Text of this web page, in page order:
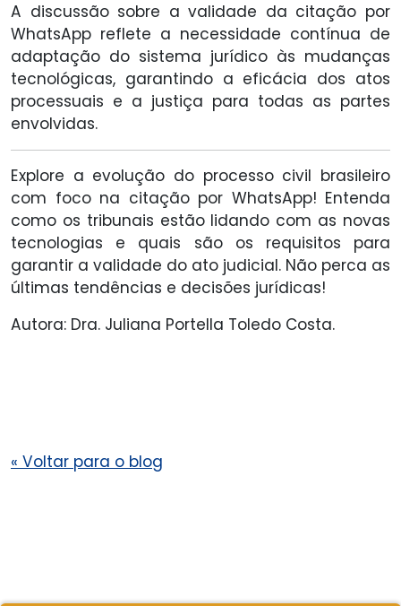
A discussão sobre a validade da citação por
WhatsApp reflete a necessidade contínua de
adaptação do sistema jurídico às mudanças
tecnológicas, garantindo a eficácia dos atos
processuais e a justiça para todas as partes
envolvidas.
Explore a evolução do processo civil brasileiro
com foco na citação por WhatsApp! Entenda
como os tribunais estão lidando com as novas
tecnologias e quais são os requisitos para
garantir a validade do ato judicial. Não perca as
últimas tendências e decisões jurídicas!
Autora: Dra. Juliana Portella Toledo Costa.
« Voltar para o blog